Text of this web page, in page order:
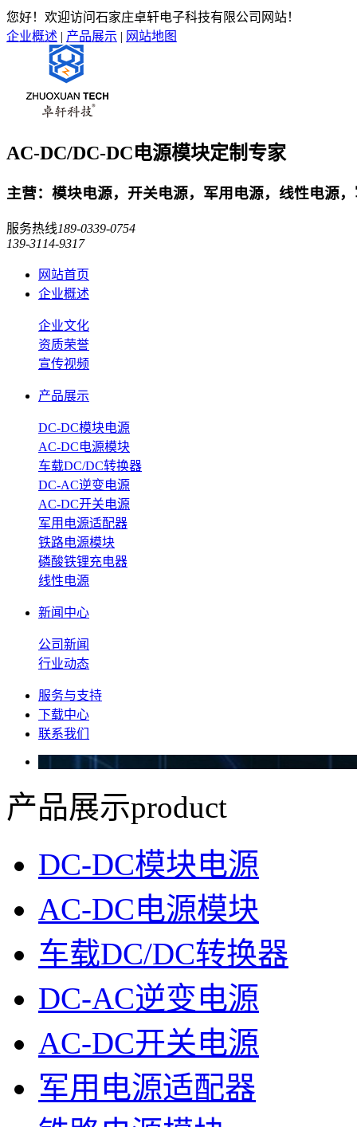
您好！欢迎访问石家庄卓轩电子科技有限公司网站！
企业概述 | 产品展示 | 网站地图
AC-DC/DC-DC电源模块定制专家
主营：模块电源，开关电源，军用电源，线性电源
服务热线189-0339-0754
139-3114-9317
网站首页
企业概述
企业文化
资质荣誉
宣传视频
产品展示
DC-DC模块电源
AC-DC电源模块
车载DC/DC转换器
DC-AC逆变电源
AC-DC开关电源
军用电源适配器
铁路电源模块
磷酸铁锂充电器
线性电源
新闻中心
公司新闻
行业动态
服务与支持
下载中心
联系我们
产品展示product
DC-DC模块电源
AC-DC电源模块
车载DC/DC转换器
DC-AC逆变电源
AC-DC开关电源
军用电源适配器